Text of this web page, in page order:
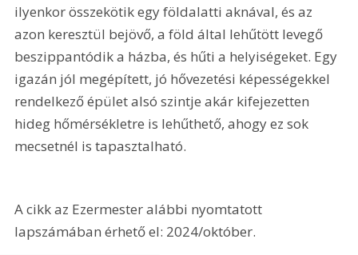
ilyenkor összekötik egy földalatti aknával, és az
azon keresztül bejövő, a föld által lehűtött levegő
beszippantódik a házba, és hűti a helyiségeket. Egy
igazán jól megépített, jó hővezetési képességekkel
rendelkező épület alsó szintje akár kifejezetten
hideg hőmérsékletre is lehűthető, ahogy ez sok
mecsetnél is tapasztalható.
A cikk az Ezermester alábbi nyomtatott
lapszámában érhető el: 2024/október.